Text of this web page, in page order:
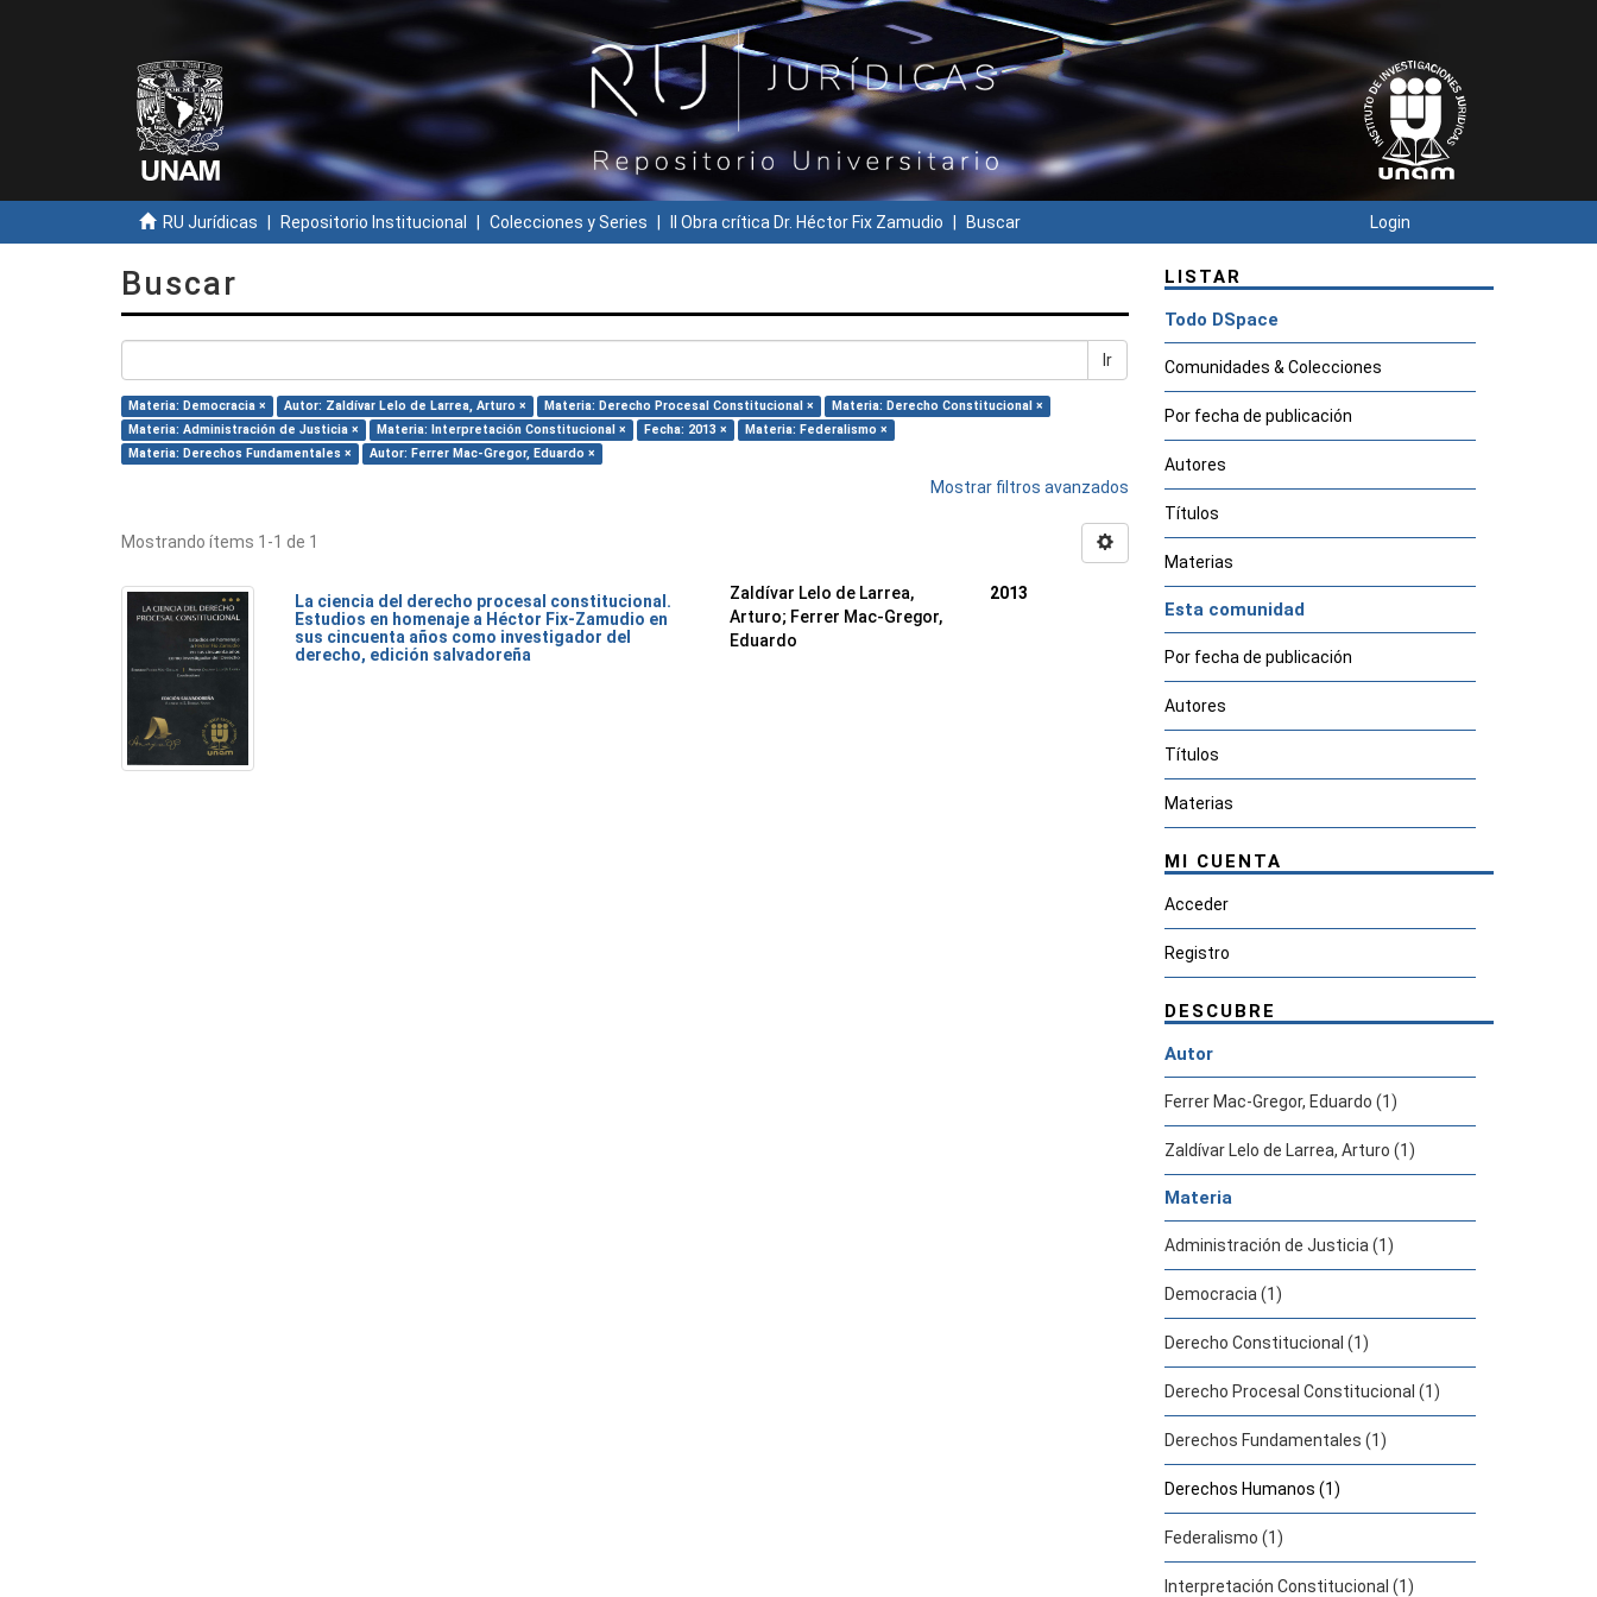
RU Jurídicas Repositorio Institucional Colecciones y Series II Obra crítica Dr. Héctor Fix Zamudio Buscar Login
Buscar
Ir
Materia: Democracia × Autor: Zaldívar Lelo de Larrea, Arturo × Materia: Derecho Procesal Constitucional ×
Materia: Derecho Constitucional ×
Materia: Administración de Justicia ×
Materia: Interpretación Constitucional × Fecha: 2013 ×
Materia: Federalismo ×
Materia: Derechos Fundamentales ×
Autor: Ferrer Mac-Gregor, Eduardo ×
Mostrar filtros avanzados
Mostrando ítems 1-1 de 1
La ciencia del derecho procesal constitucional.
Estudios en homenaje a Héctor Fix-Zamudio en
sus cincuenta años como investigador del
derecho, edición salvadoreña
Zaldívar Lelo de Larrea,
Arturo; Ferrer Mac-Gregor,
Eduardo
2013
LISTAR
Todo DSpace
Comunidades & Colecciones
Por fecha de publicación
Autores
Títulos
Materias
Esta comunidad
Por fecha de publicación
Autores
Títulos
Materias
MI CUENTA
Acceder
Registro
DESCUBRE
Autor
Ferrer Mac-Gregor, Eduardo (1)
Zaldívar Lelo de Larrea, Arturo (1)
Materia
Administración de Justicia (1)
Democracia (1)
Derecho Constitucional (1)
Derecho Procesal Constitucional (1)
Derechos Fundamentales (1)
Derechos Humanos (1)
Federalismo (1)
Interpretación Constitucional (1)